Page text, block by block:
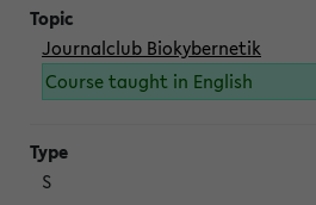
Journalclub Biokybernetik
Course taught in English
S